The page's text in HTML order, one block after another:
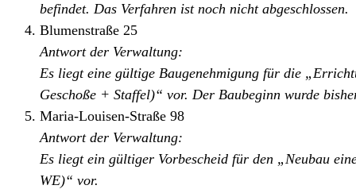
befindet. Das Verfahren ist noch nicht abgeschlossen.
Blumenstraße 25
Antwort der Verwaltung:
Es liegt eine gültige Baugenehmigung für die
Geschoße + Staffel)“ vor. Der Baubeginn wurde
Maria-Louisen-Straße 98
Antwort der Verwaltung:
Es liegt ein gültiger Vorbescheid für den „Neubau
WE)“ vor.